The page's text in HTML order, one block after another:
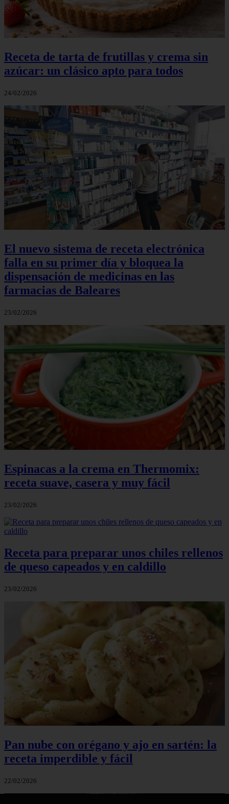
Receta de tarta de frutillas y crema sin
azúcar: un clásico apto para todos
24/02/2026
El nuevo sistema de receta electrónica
falla en su primer día y bloquea la
dispensación de medicinas en las
farmacias de Baleares
23/02/2026
Espinacas a la crema en Thermomix:
receta suave, casera y muy fácil
23/02/2026
Receta para preparar unos chiles rellenos
de queso capeados y en caldillo
23/02/2026
Pan nube con orégano y ajo en sartén: la
receta imperdible y fácil
22/02/2026